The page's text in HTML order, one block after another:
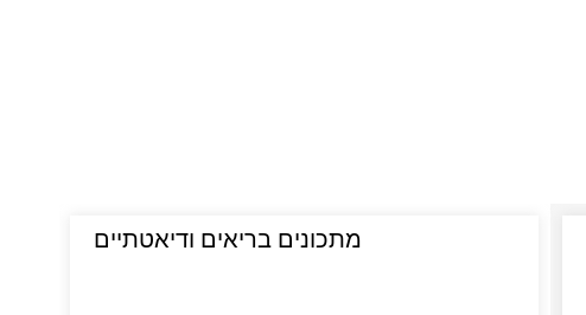
מתכונים בריאים ודיאטתיים